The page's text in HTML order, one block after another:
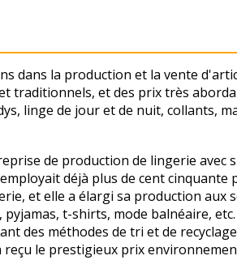
dans la production et la vente
traditionnels, et des prix très
linge de jour et de nuit, collants,
de production de lingerie avec
déjà plus de cent cinquante
et elle a élargi sa production aux
t-shirts, mode balnéaire,
des méthodes de tri et de
le prestigieux prix